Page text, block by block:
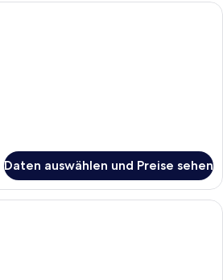
Minibar, Schreibtisch, schallisolierte
Daten auswählen und Preise sehen